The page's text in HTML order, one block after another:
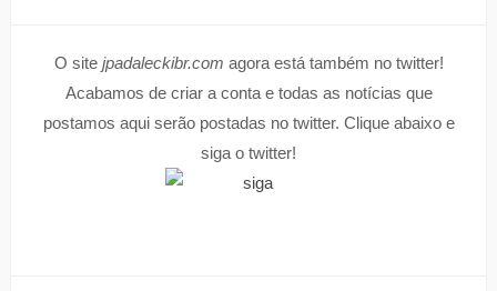
O site jpadaleckibr.com agora está também no twitter!
Acabamos de criar a conta e todas as notícias que
postamos aqui serão postadas no twitter. Clique abaixo e
siga o twitter!